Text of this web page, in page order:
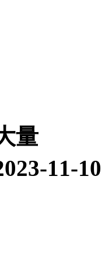
量
11-10